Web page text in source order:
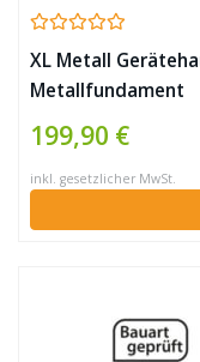
XL Metall
Metallfundament
199,90 €
inkl. gesetzlicher MwSt.